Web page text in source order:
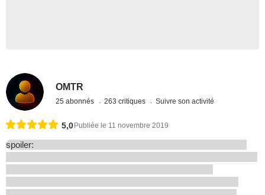
OMTR
25 abonnés 263 critiques Suivre son activité
5,0 Publiée le 11 novembre 2019
spoiler: